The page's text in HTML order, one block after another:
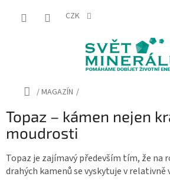
CZK
Domů
/MAGAZÍN /
Topaz – kámen nejen
moudrosti
Topaz je zajímavý především tím, že na
drahých kamenů se vyskytuje v relativně